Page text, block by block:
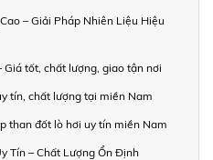
– Giải Pháp Nhiên Liệu Hiệu
Giá tốt, chất lượng, giao tận nơi
tín, chất lượng tại miền Nam
than đốt lò hơi uy tín miền Nam
Tín – Chất Lượng Ổn Định